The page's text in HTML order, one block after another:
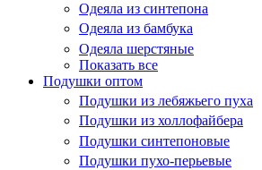
Одеяла из синтепона
Одеяла из бамбука
Одеяла шерстяные
Показать все
Подушки оптом
Подушки из лебяжьего пуха
Подушки из холлофайбера
Подушки синтепоновые
Подушки пухо-перьевые